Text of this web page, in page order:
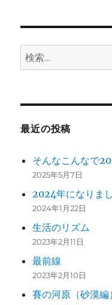
検
索:
最近の投稿
そんなこんなで
2025年5月7日
2024年になりま
2024年1月22日
生活のリズム
2023年2月11日
最前線
2023年2月10日
賽の河原（砂漠編